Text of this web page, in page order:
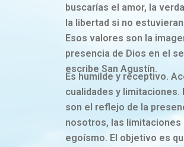
buscarías el amor, la
la libertad si no
Esos valores son la
presencia de Dios en el
escribe San Agustín.
Es humilde y receptivo.
cualidades y limitaciones.
son el reflejo de la
nosotros, las limitaciones
egoísmo. El objetivo es